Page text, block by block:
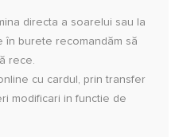
directa a soarelui sau la
în burete recomandăm să
rece.
cu cardul, prin transfer
modificari in functie de